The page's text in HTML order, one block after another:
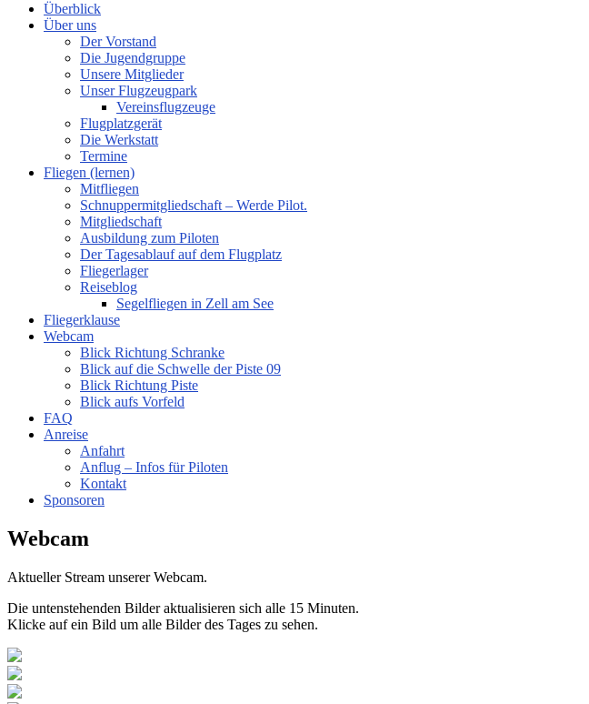
Überblick
Über uns
Der Vorstand
Die Jugendgruppe
Unsere Mitglieder
Unser Flugzeugpark
Vereinsflugzeuge
Flugplatzgerät
Die Werkstatt
Termine
Fliegen (lernen)
Mitfliegen
Schnuppermitgliedschaft – Werde Pilot.
Mitgliedschaft
Ausbildung zum Piloten
Der Tagesablauf auf dem Flugplatz
Fliegerlager
Reiseblog
Segelfliegen in Zell am See
Fliegerklause
Webcam
Blick Richtung Schranke
Blick auf die Schwelle der Piste 09
Blick Richtung Piste
Blick aufs Vorfeld
FAQ
Anreise
Anfahrt
Anflug – Infos für Piloten
Kontakt
Sponsoren
Webcam
Aktueller Stream unserer Webcam.
Die untenstehenden Bilder aktualisieren sich alle 15 Minuten.
Klicke auf ein Bild um alle Bilder des Tages zu sehen.